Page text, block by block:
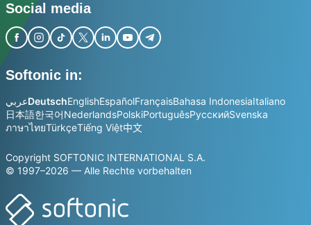
Social media
Softonic in:
عربيDeutschEnglishEspañolFrançaisBahasa IndonesiaItaliano
日本語한국어NederlandsPolskiPortuguêsРусскийSvenska
ภาษาไทยTürkçeTiếng Việt中文
Copyright SOFTONIC INTERNATIONAL S.A.
© 1997–2026 — Alle Rechte vorbehalten